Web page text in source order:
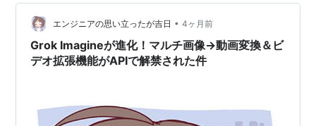
を見つけるんだ）」というフレーズが耳に残る。主人公
の「僕」は、明日が選べる局面にある時、「未来とかじ
ゃなくて これまでをたくさん話そう」と考えるようだ。
あゆ…
エンジニアの思い立ったが吉日 • 4ヶ月前
Grok Imagineが進化！マルチ画像→動画変換＆ビ
デオ拡張機能がAPIで解禁された件